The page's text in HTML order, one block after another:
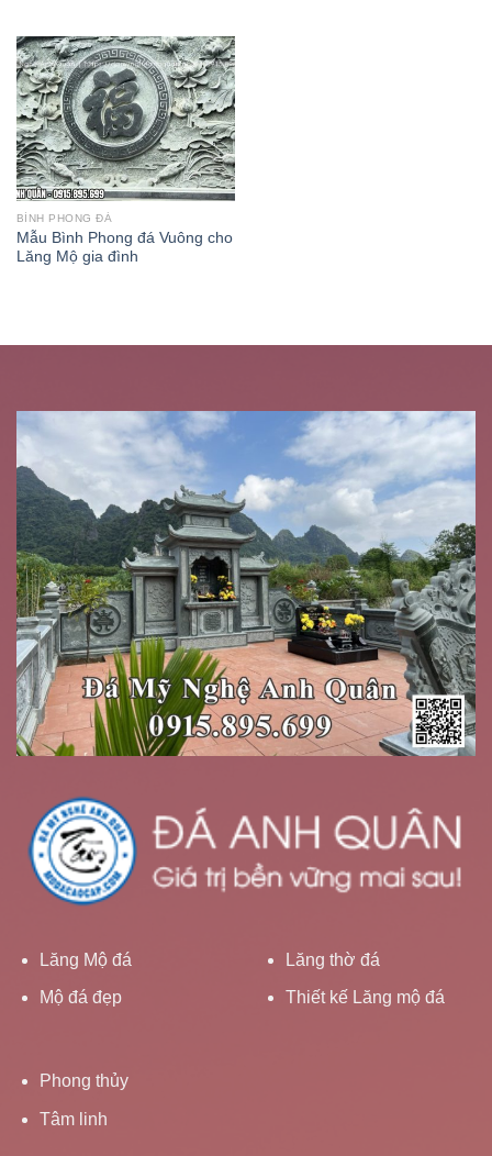
BÌNH PHONG ĐÁ
Mẫu Bình Phong đá Vuông cho
Lăng Mộ gia đình
Lăng Mộ đá
Mộ đá đẹp
Lăng thờ đá
Thiết kế Lăng mộ đá
Phong thủy
Tâm linh